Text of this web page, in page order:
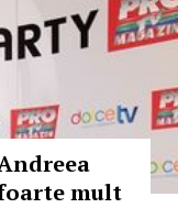
mult